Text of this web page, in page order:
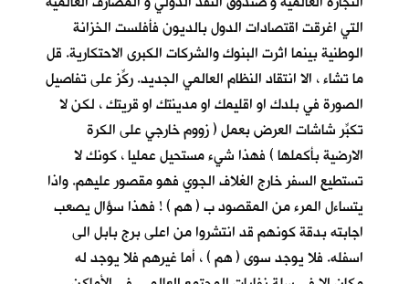
التي اغرقت اقتصادات الدول بالديون فأفلست الخزانة
الوطنية بينما اثرت البنوك والشركات الكبرى الاحتكارية. قل
ما تشاء ، الا انتقاد النظام العالمي الجديد. ركِّز على تفاصيل
الصورة في بلدك او اقليمك او مدينتك او قريتك ، لكن لا
تكبِّر شاشات العرض بعمل ( زووم خارجي على الكرة
الارضية بأكملها ) فهذا شيء مستحيل عمليا ، كونك لا
تستطيع السفر خارج الغلاف الجوي فهو مقصور عليهم. واذا
يتساءل المرء من المقصود ب ( هم ) ! فهذا سؤال يصعب
اجابته بدقة كونهم قد انتشروا من اعلى برج بابل الى
اسفله. فلا يوجد سوى ( هم ) ، أما غيرهم فلا يوجد له